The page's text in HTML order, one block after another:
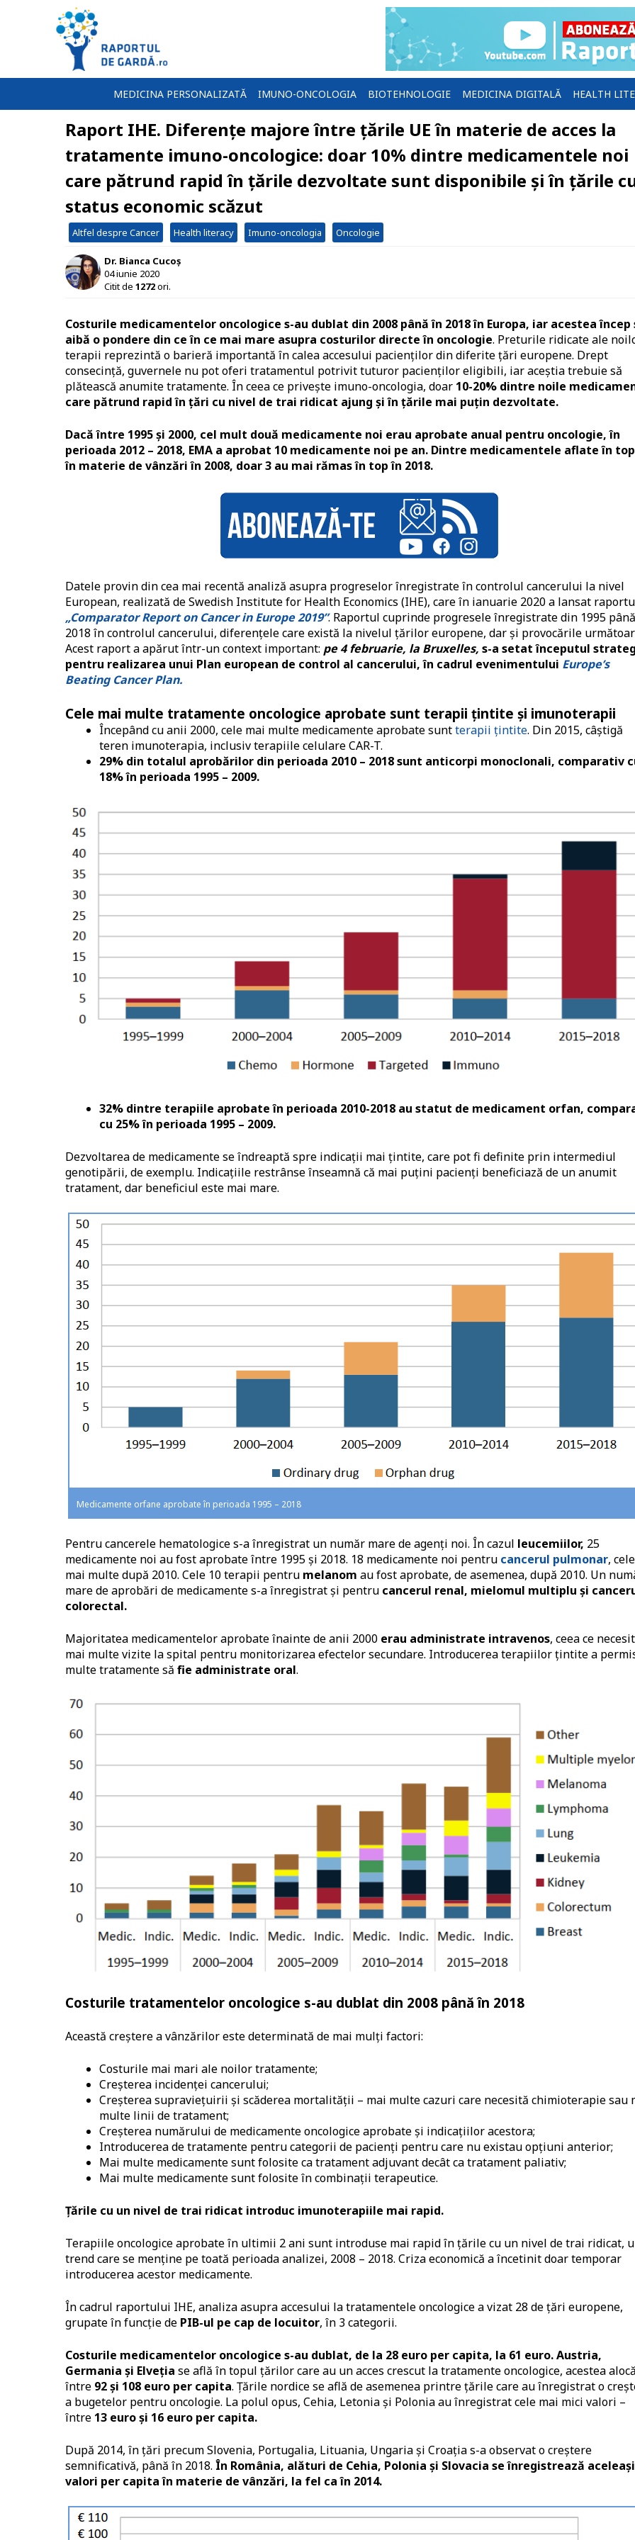
MEDICINA PERSONALIZATĂ IMUNO-ONCOLOGIA BIOTEHNOLOGIE MEDICINA DIGITALĂ HEALTH
Raport IHE. Diferențe majore între țările UE în materie de acces la
tratamente imuno-oncologice: doar 10% dintre medicamentele noi
care pătrund rapid în țările dezvoltate sunt disponibile și în țările
status economic scăzut
Altfel despre Cancer Health literacy Imuno-oncologia Oncologie
Dr. Bianca Cucoș
04 iunie 2020
Citit de 1272ori.
Costurile medicamentelor oncologice s-au dublat din 2008 până în 2018 în Europa, iar acestea încep
aibă o pondere din ce în ce mai mare asupra costurilor directe în oncologie. Preturile ridicate ale
terapii reprezintă o barieră importantă în calea accesului pacienților din diferite țări europene. Drept
consecință, guvernele nu pot oferi tratamentul potrivit tuturor pacienților eligibili, iar aceștia trebuie să
plătească anumite tratamente. În ceea ce privește imuno-oncologia, doar 10-20% dintre noile
care pătrund rapid în țări cu nivel de trai ridicat ajung și în țările mai puțin dezvoltate.
Dacă între 1995 și 2000, cel mult două medicamente noi erau aprobate anual pentru oncologie, în
perioada 2012 – 2018, EMA a aprobat 10 medicamente noi pe an. Dintre medicamentele aflate în
în materie de vânzări în 2008, doar 3 au mai rămas în top în 2018.
Datele provin din cea mai recentă analiză asupra progreselor înregistrate în controlul cancerului la nivel
European, realizată de Swedish Institute for Health Economics (IHE), care în ianuarie 2020 a lansat
„Comparator Report on Cancer in Europe 2019”. Raportul cuprinde progresele înregistrate din 1995
2018 în controlul cancerului, diferențele care există la nivelul țărilor europene, dar și provocările
Acest raport a apărut într-un context important: pe4 februarie, la Bruxelles, s-a setat începutul
pentru realizarea unui Plan european de control al cancerului, în cadrul evenimentului Europe’s
Beating Cancer Plan.
Cele mai multe tratamente oncologice aprobate sunt terapii țintite și imunoterapii
Începând cu anii 2000, cele mai multe medicamente aprobate suntterapii țintite. Din 2015, câștigă
teren imunoterapia, inclusiv terapiile celulare CAR-T.
29% din totalul aprobărilor din perioada 2010 – 2018 sunt anticorpi monoclonali, comparativ
18% în perioada 1995 – 2009.
32% dintre terapiile aprobate în perioada 2010-2018 au statut de medicament orfan,
cu 25% în perioada 1995 – 2009.
Dezvoltarea de medicamente se îndreaptă spre indicații mai țintite, care pot fi definite prin intermediul
genotipării, de exemplu. Indicațiile restrânse înseamnă că mai puțini pacienți beneficiază de un anumit
tratament, dar beneficiul este mai mare.
Medicamente orfane aprobate în perioada 1995 – 2018
Pentru cancerele hematologice s-a înregistrat un număr mare de agenți noi. În cazul leucemiilor, 25
medicamente noi au fost aprobate între 1995 și 2018. 18 medicamente noi pentru cancerul pulmonar, cele
mai multe după 2010. Cele 10 terapii pentru melanom au fost aprobate, de asemenea, după 2010. Un
mare de aprobări de medicamente s-a înregistrat și pentru cancerul renal, mielomul multiplu și
colorectal.
Majoritatea medicamentelor aprobate înainte de anii 2000 erau administrate intravenos, ceea ce
mai multe vizite la spital pentru monitorizarea efectelor secundare. Introducerea terapiilor țintite a
multe tratamente să fie administrate oral.
Costurile tratamentelor oncologice s-au dublat din 2008 până în 2018
Această creștere a vânzărilor este determinată de mai mulți factori:
Costurile mai mari ale noilor tratamente;
Creșterea incidenței cancerului;
Creșterea supraviețuirii și scăderea mortalității – mai multe cazuri care necesită chimioterapie sau
multe linii de tratament;
Creșterea numărului de medicamente oncologice aprobate și indicațiilor acestora;
Introducerea de tratamente pentru categorii de pacienți pentru care nu existau opțiuni anterior;
Mai multe medicamente sunt folosite ca tratament adjuvant decât ca tratament paliativ;
Mai multe medicamente sunt folosite în combinații terapeutice.
Țările cu un nivel de trai ridicat introduc imunoterapiile mai rapid.
Terapiile oncologice aprobate în ultimii 2 ani sunt introduse mai rapid în țările cu un nivel de trai ridicat,
trend care se menține pe toată perioada analizei, 2008 – 2018. Criza economică a încetinit doar temporar
introducerea acestor medicamente.
În cadrul raportului IHE, analiza asupra accesului la tratamentele oncologice a vizat 28 de țări europene,
grupate în funcție de PIB-ul pe cap de locuitor, în 3 categorii.
Costurile medicamentelor oncologice s-au dublat, de la 28 euro per capita, la 61 euro. Austria,
Germania și Elveția se află în topul țărilor care au un acces crescut la tratamente oncologice, acestea
între 92 și 108 euro per capita. Țările nordice se află de asemenea printre țările care au înregistrat o
a bugetelor pentru oncologie. La polul opus, Cehia, Letonia și Polonia au înregistrat cele mai mici valori –
între 13 euro și 16 euro per capita.
După 2014, în țări precum Slovenia, Portugalia, Lituania, Ungaria și Croația s-a observat o creștere
semnificativă, până în 2018. În România, alături de Cehia, Polonia și Slovacia se înregistrează aceleași
valori per capita în materie de vânzări, la fel ca în 2014.